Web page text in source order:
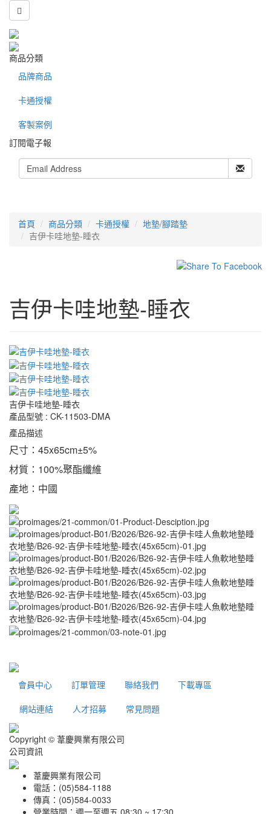
商品分類
品牌商品
卡通授權
客製案例
訂閱電子報
首頁 商品分類 卡通授權
地墊/腳踏墊
吉伊卡哇地墊-睡衣
吉伊卡哇地墊-睡衣
吉伊卡哇地墊-睡衣
產品型號 : CK-11503-DMA
產品描述
尺寸： 45x65cm±5%
材質： 100%聚酯纖維
產地：中國
會員中心 訂單管理 聯絡我們
下載專區
網站連結
人才招募 常見問題
Copyright © 葦慶興業有限公司
公司資訊
葦慶興業有限公司
電話：(05)584-1188
傳真：(05)584-0033